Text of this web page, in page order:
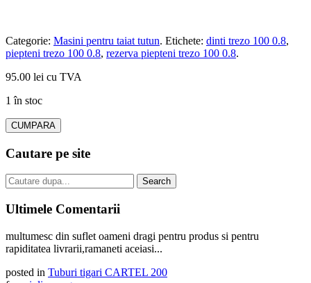
Categorie: Masini pentru taiat tutun. Etichete: dinti trezo 100 0.8,
piepteni trezo 100 0.8, rezerva piepteni trezo 100 0.8.
95.00 lei cu TVA
1 în stoc
CUMPARA
Cautare pe site
Ultimele Comentarii
multumesc din suflet oameni dragi pentru produs si pentru
rapiditatea livrarii,ramaneti aceiasi...
posted in Tuburi tigari CARTEL 200